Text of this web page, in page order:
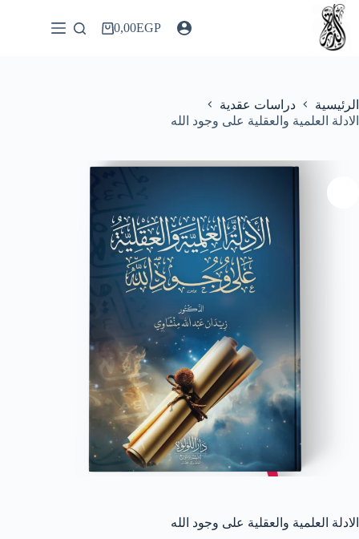
التجاوز
المحتوى
عربة0,00EGP
الرئيسية
دراسات عقدية
الادلة العلمية والعقلية على وجود الله
الادلة العلمية والعقلية على وجود الله